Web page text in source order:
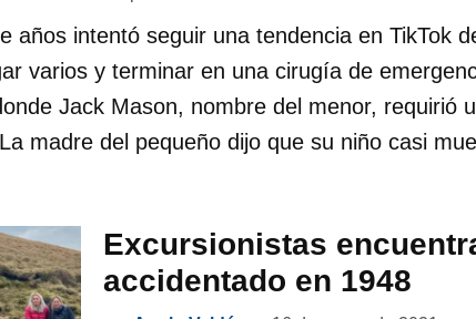
años intentó seguir una tendencia en TikTok
varios y terminar en una cirugía de
Jack Mason, nombre del menor, requirió
madre del pequeño dijo que su niño casi
Excursionistas
accidentado en 1948